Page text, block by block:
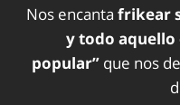
Nos encanta frikear
y todo aquello
popular” que nos